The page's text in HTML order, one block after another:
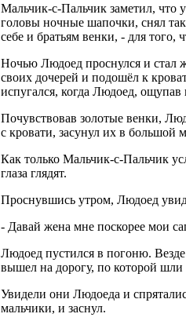
Мальчик-с-Пальчик заметил, что
головы ночные шапочки, снял
себе и братьям венки, - для того,
Ночью Людоед проснулся и стал
своих дочерей и подошёл к
испугался, когда Людоед, ощупав
Почувствовав золотые венки,
с кровати, засунул их в большой
Как только Мальчик-с-Пальчик
глаза глядят.
Проснувшись утром, Людоед
- Давай жена мне поскорее мои
Людоед пустился в погоню.
вышел на дорогу, по которой шли
Увидели они Людоеда и
мальчики, и заснул.